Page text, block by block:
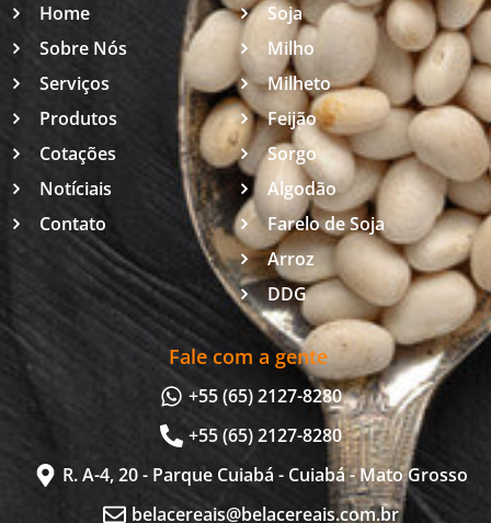
Home
Sobre Nós
Serviços
Produtos
Cotações
Notíciais
Contato
Soja
Milho
Milheto
Feijão
Sorgo
Algodão
Farelo de Soja
Arroz
DDG
Fale com a gente
+55 (65) 2127-8280
+55 (65) 2127-8280
R. A-4, 20 - Parque Cuiabá - Cuiabá - Mato Grosso
belacereais@belacereais.com.br